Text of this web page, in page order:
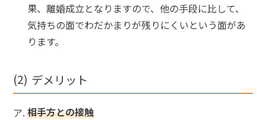
果、離婚成立となりますので、他の手段に比して、
気持ちの面でわだかまりが残りにくいという面があ
ります。
デメリット
相手方との接触